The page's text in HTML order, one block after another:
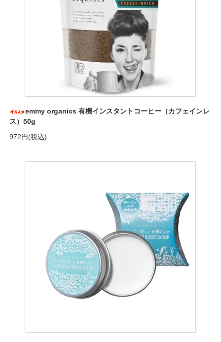
emmy organics 有機インスタントコーヒー（カフェインレ
ス）50g
972円(税込)